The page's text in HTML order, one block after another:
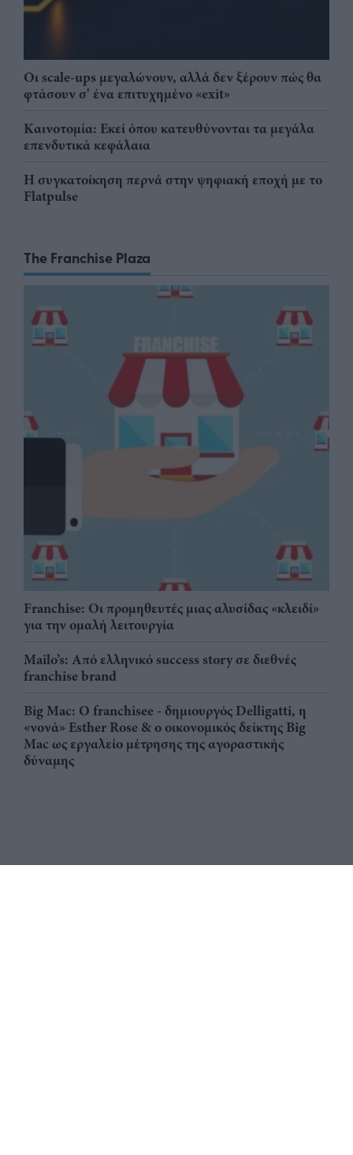
Οι scale-ups μεγαλώνουν, αλλά δεν ξέρουν πώς θα
φτάσουν σ' ένα επιτυχημένο «exit»
Καινοτομία: Εκεί όπου κατευθύνονται τα μεγάλα
επενδυτικά κεφάλαια
Η συγκατοίκηση περνά στην ψηφιακή εποχή με το
Flatpulse
The Franchise Plaza
Franchise: Οι προμηθευτές μιας αλυσίδας «κλειδί»
για την ομαλή λειτουργία
Mailo’s: Από ελληνικό success story σε διεθνές
franchise brand
Big Mac: Ο franchisee - δημιουργός Delligatti, η
«νονά» Esther Rose & ο οικονομικός δείκτης Big
Mac ως εργαλείο μέτρησης της αγοραστικής
δύναμης